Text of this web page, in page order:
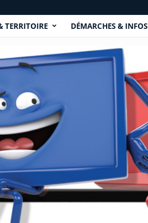
TERRITOIRE DÉMARCHES & INFOS